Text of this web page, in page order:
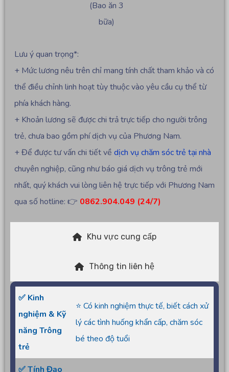
(Bao ăn 3
bữa)
Lưu ý quan trọng*:
+ Mức lương nêu trên chỉ mang tính chất tham khảo và có
thể điều chỉnh linh hoạt tùy thuộc vào yêu cầu cụ thể từ
phía khách hàng.
+ Khoản lương sẽ được chi trả trực tiếp cho người trông
trẻ, chưa bao gồm phí dịch vụ của Phương Nam.
+ Để được tư vấn chi tiết về dịch vụ chăm sóc trẻ tại nhà
chuyên nghiệp, cũng như báo giá dịch vụ trông trẻ mới
nhất, quý khách vui lòng liên hệ trực tiếp với Phương Nam
qua số hotline: 👉 0862.904.049 (24/7)
Khu vực cung cấp
Thông tin liên hệ
✅ Kinh
nghiệm & Kỹ
năng Trông
trẻ
⭐ Có kinh nghiệm thực tế, biết cách xử
lý các tình huống khẩn cấp, chăm sóc
bé theo độ tuổi
✅ Tính Đạo